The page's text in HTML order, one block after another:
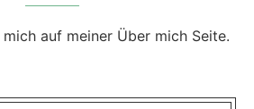
auf meiner Über mich Seite.